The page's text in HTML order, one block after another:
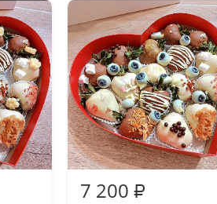
7 200 ₽